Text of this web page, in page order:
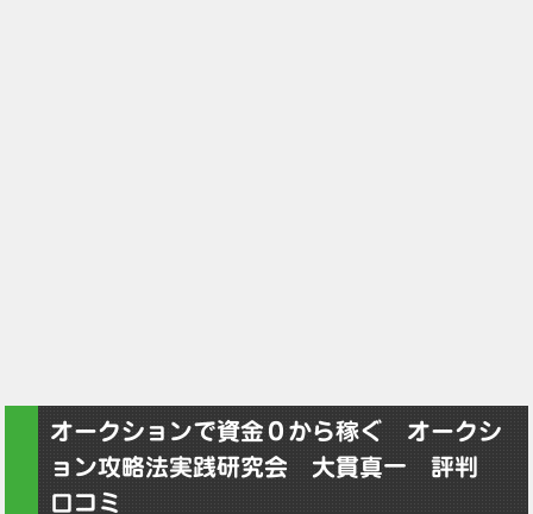
オークションで資金０から稼ぐ オークシ
ョン攻略法実践研究会 大貫真一 評判
口コミ